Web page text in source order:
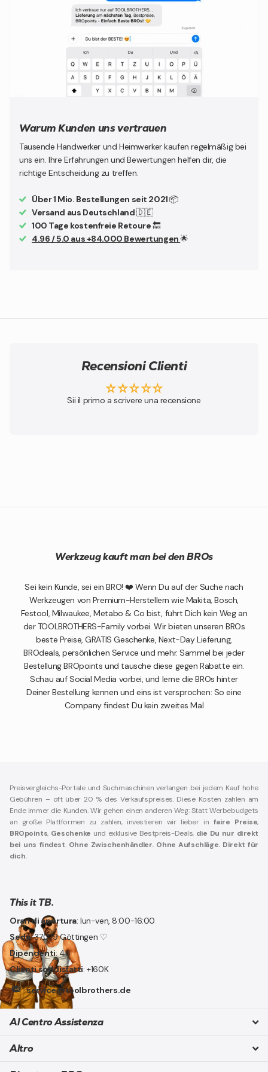
Warum Kunden uns vertrauen
Tausende Handwerker und Heimwerker kaufen regelmäßig bei
uns ein. Ihre Erfahrungen und Bewertungen helfen dir, die
richtige Entscheidung zu treffen.
Über 1 Mio. Bestellungen seit 2021📦
Versand aus Deutschland🇩🇪
100 Tage kostenfreie Retoure🔙
4.96 / 5.0 aus +84.000 Bewertungen🌟
Recensioni Clienti
Sii il primo a scrivere una recensione
Werkzeug kauft man bei den BROs
Sei kein Kunde, sei ein BRO! ❤️ Wenn Du auf der Suche nach
Werkzeugen von Premium-Herstellern wie Makita, Bosch,
Festool, Milwaukee, Metabo & Co bist, führt Dich kein Weg an
der TOOLBROTHERS-Family vorbei. Wir bieten unseren BROs
beste Preise, GRATIS Geschenke, Next-Day Lieferung,
BROdeals, persönlichen Service und mehr. Sammel bei jeder
Bestellung BROpoints und tausche diese gegen Rabatte ein.
Schau auf Social Media vorbei, und lerne die BROs hinter
Deiner Bestellung kennen und eins ist versprochen: So eine
Company findest Du kein zweites Mal
Preisvergleichs-Portale und Suchmaschinen verlangen bei jedem Kauf hohe
Gebühren – oft über 20 % des Verkaufspreises. Diese Kosten zahlen am
Ende immer die Kunden. Wir gehen einen anderen Weg: Statt Werbebudgets
an große Plattformen zu zahlen, investieren wir lieber in faire Preise,
BROpoints, Geschenke und exklusive Bestpreis-Deals, die Du nur direkt
bei uns findest. Ohne Zwischenhändler. Ohne Aufschläge. Direkt für
dich.
This it TB.
Orari di apertura: lun-ven, 8:00-16:00
Sede: 37079 Göttingen ♡
Dipendenti: 48
Clienti soddisfatti: +160K
service@toolbrothers.de
Al Centro Assistenza
Altro